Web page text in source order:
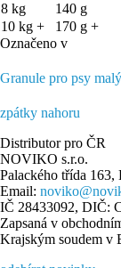
8 kg
140 g
10 kg +
170 g +
Označeno v
Granule pro psy
zpátky nahoru
Distributor pro ČR
NOVIKO s.r.o.
Palackého třída 163,
Email:
IČ 28433092, DIČ:
Zapsaná v
Krajským soudem v